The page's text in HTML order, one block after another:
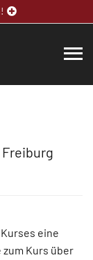
eine
Kurs über